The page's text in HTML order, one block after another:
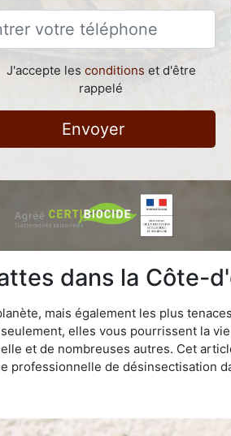
J'accepte les conditions et d'être
rappelé
Envoyer
dans la Côte-
mais également les plus
elles vous pourrissent la
et de nombreuses autres. Cet
professionnelle de désinsectisation